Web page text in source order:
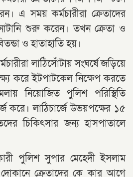
এ সময় কর্মচারীরা ক্রেতাদের
শুরু করেন। তখন ক্রেতা ও
ও হাতাহাতি হয়।
লাঠিসোঁটায় সংঘর্ষে জড়িয়ে
করে ইটপাটকেল নিক্ষেপ করতে
নিয়োজিত পুলিশ পরিস্থিতি
করে। লাঠিচার্জে উভয়পক্ষের ১৫
চিকিৎসার জন্য হাসপাতালে
পুলিশ সুপার মেহেদী ইসলাম
ক্রেতাদের কে কার আগে